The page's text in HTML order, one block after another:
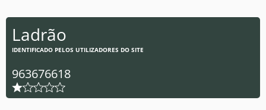
Ladrão
IDENTIFICADO PELOS UTILIZADORES DO SITE
963676618